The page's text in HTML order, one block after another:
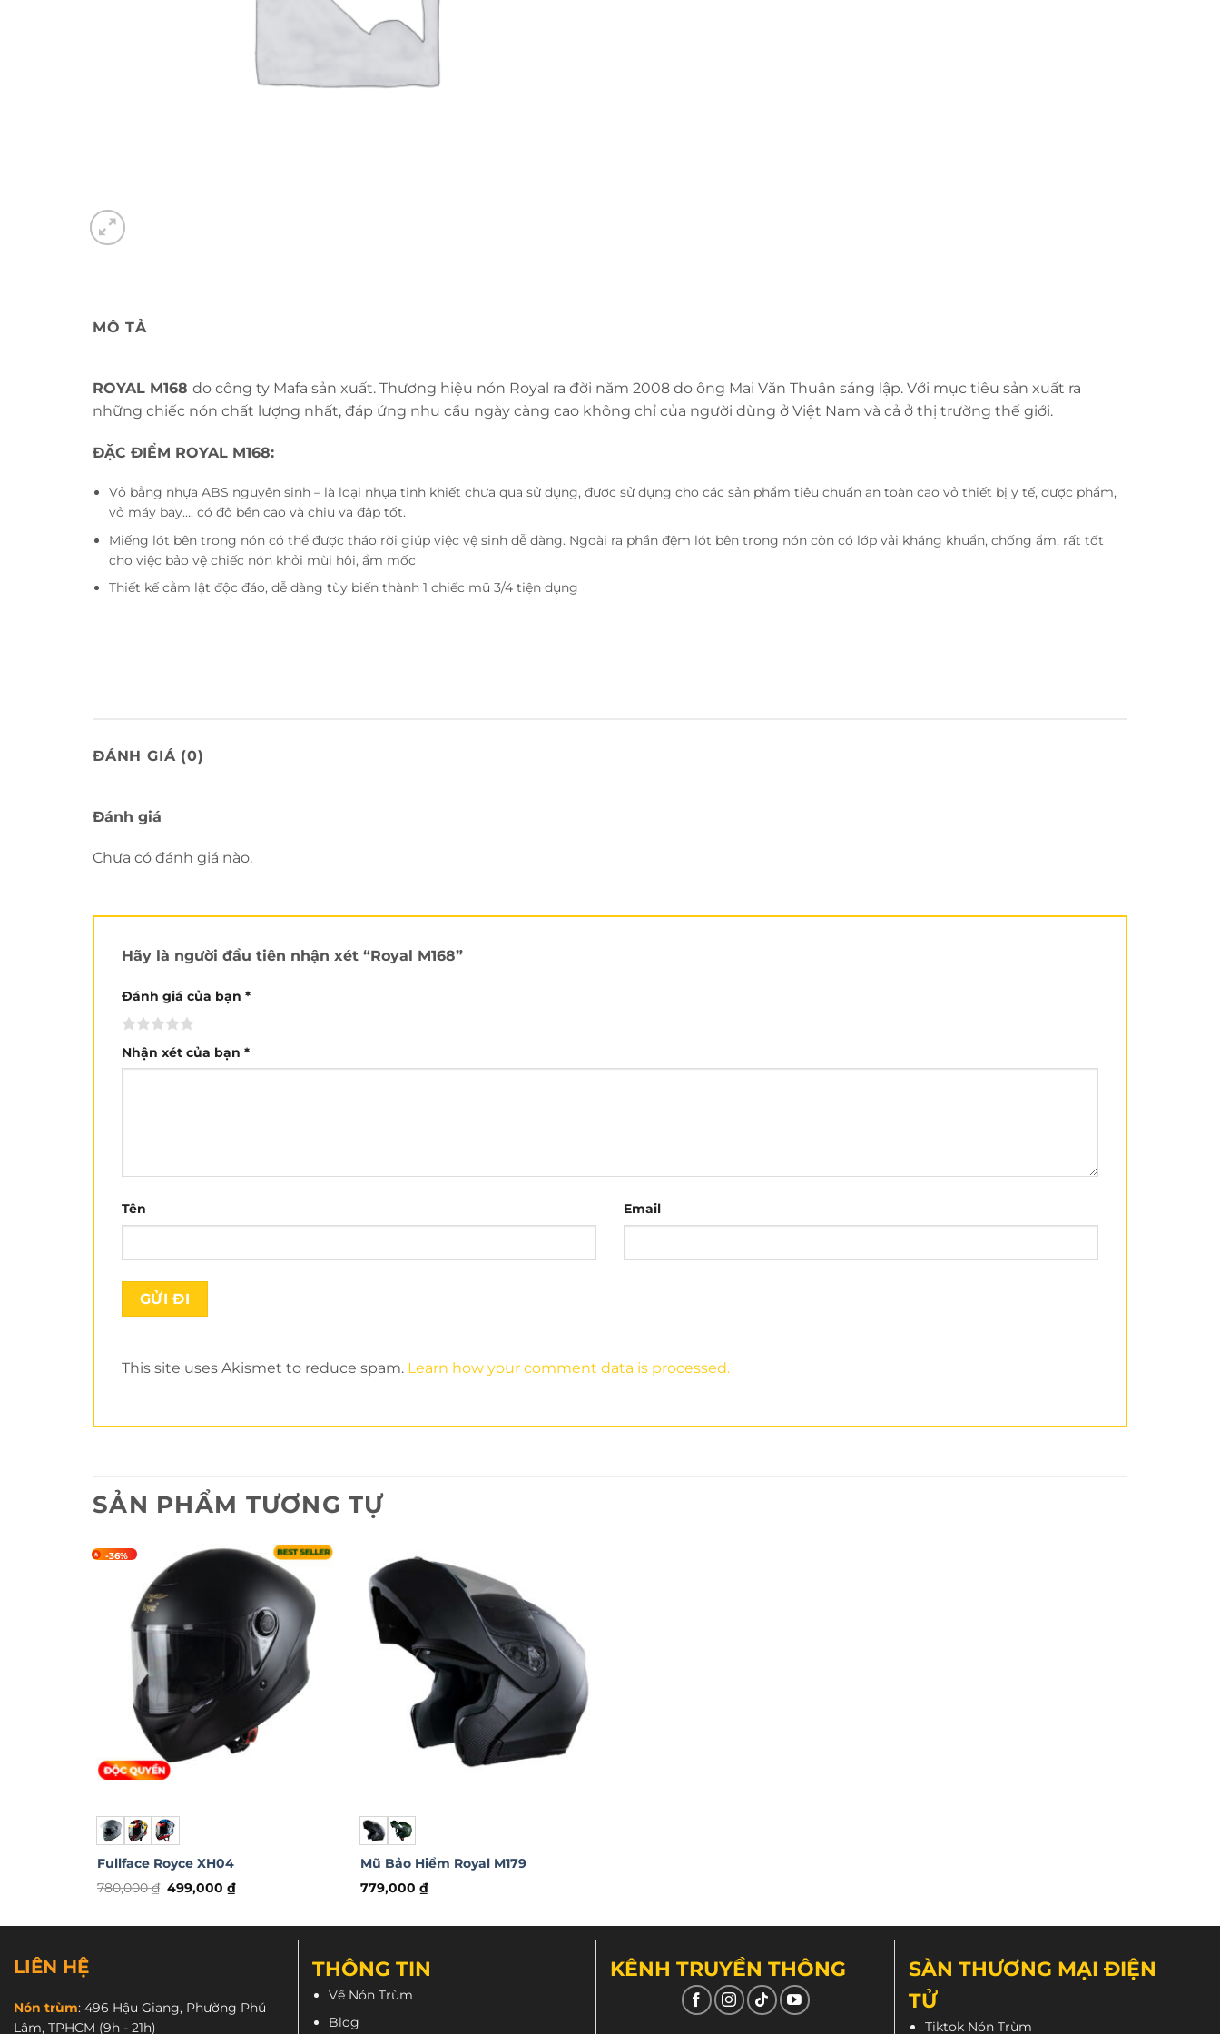
MÔ TẢ
ROYAL M168 do công ty Mafa sản xuất. Thương hiệu nón Royal ra đời năm 2008 do ông Mai Văn Thuận sáng lập. Với mục tiêu sản xuất ra
những chiếc nón chất lượng nhất, đáp ứng nhu cầu ngày càng cao không chỉ của người dùng ở Việt Nam và cả ở thị trường thế giới.
ĐẶC ĐIỂM ROYAL M168:
Vỏ bằng nhựa ABS nguyên sinh – là loại nhựa tinh khiết chưa qua sử dụng, được sử dụng cho các sản phẩm tiêu chuẩn an toàn cao vỏ thiết bị y tế, dược phẩm,
vỏ máy bay…. có độ bền cao và chịu va đập tốt.
Miếng lót bên trong nón có thể được tháo rời giúp việc vệ sinh dễ dàng. Ngoài ra phần đệm lót bên trong nón còn có lớp vải kháng khuẩn, chống ẩm, rất tốt
cho việc bảo vệ chiếc nón khỏi mùi hôi, ẩm mốc
Thiết kế cằm lật độc đáo, dễ dàng tùy biến thành 1 chiếc mũ 3/4 tiện dụng
ĐÁNH GIÁ (0)
Đánh giá
Chưa có đánh giá nào.
Hãy là người đầu tiên nhận xét “Royal M168”
Đánh giá của bạn *
Nhận xét của bạn *
Tên Email
This site uses Akismet to reduce spam. Learn how your comment data is processed.
SẢN PHẨM TƯƠNG TỰ
-36%
Fullface Royce XH04
780,000₫ Giá
780,000 ₫.
499,000₫Giá
là:
499,000 ₫.
phẩm
biến
thể.
Mũ Bảo Hiểm Royal M179
779,000 ₫
phẩm
có
nhiều
LIÊN HỆ
Nón trùm: 496 Hậu Giang, Phường Phú
Lâm, TPHCM (9h - 21h)
THÔNG TIN
Về Nón Trùm
Blog
KÊNH TRUYỀN THÔNG
SÀN THƯƠNG MẠI ĐIỆN
TỬ
Tiktok Nón Trùm